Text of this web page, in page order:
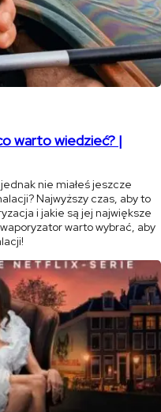
warto wiedzieć? |
nie miałeś jeszcze
Najwyższy czas, aby to
i jakie są jej największe
warto wybrać, aby